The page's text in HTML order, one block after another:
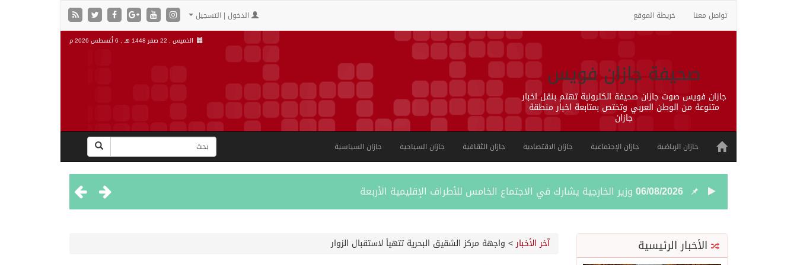
تواصل معنا خريطة الموقع الدخول | التسجيل
صحيفة جازان فويس
جازان فويس صوت جازان صحيفة الكترونية تهتم بنقل اخبار
متنوعة من الوطن العربي وتختص بمتابعة اخبار منطقة
جازان
الخميس , 22 صفر 1448 هـ , 6 أغسطس 2026 م
جازان الرياضية جازان الإجتماعية جازان الاقتصادية جازان الثقافية جازان السياحية جازان السياسية
06/08/2026 وزير الخارجية يشارك في الاجتماع الخامس للأطراف الإقليمية الأربعة
الأخبار الرئيسية آخر الأخبار> واجهة مركز الشقيق البحرية تتهيأ لاستقبال الزوار